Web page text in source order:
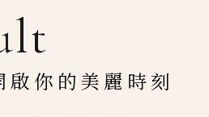
啟你的美麗時刻